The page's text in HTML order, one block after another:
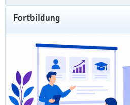
Weiterlesen
Fortbildung